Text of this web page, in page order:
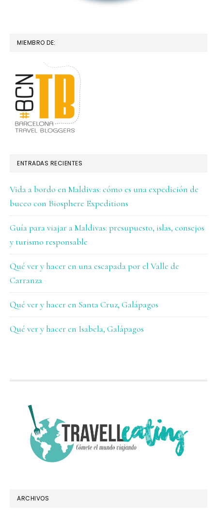
MIEMBRO DE:
ENTRADAS RECIENTES
Vida a bordo en Maldivas: cómo es una expedición de
buceo con Biosphere Expeditions
Guía para viajar a Maldivas: presupuesto, islas, consejos
y turismo responsable
Qué ver y hacer en una escapada por el Valle de
Carranza
Qué ver y hacer en Santa Cruz, Galápagos
Qué ver y hacer en Isabela, Galápagos
FOOTER
ARCHIVOS